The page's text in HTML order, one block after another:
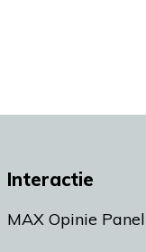
Interactie
MAX Opinie Panel